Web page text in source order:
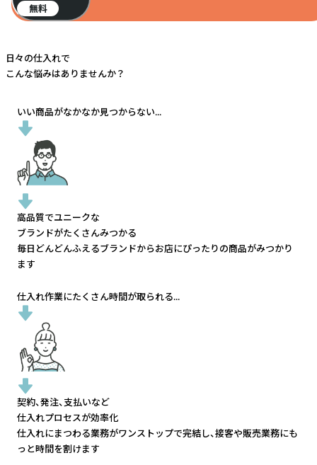
無料
日々の仕入れで
こんな悩みはありませんか？
いい商品がなかなか見つからない...
高品質でユニークな
ブランドがたくさんみつかる
毎日どんどんふえるブランドからお店にぴったりの商品がみつかり
ます
仕入れ作業にたくさん時間が取られる...
契約、発注、支払いなど
仕入れプロセスが効率化
仕入れにまつわる業務がワンストップで完結し、接客や販売業務にも
っと時間を割けます